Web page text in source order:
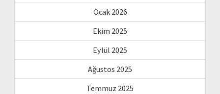
Ocak 2026
Ekim 2025
Eylül 2025
Ağustos 2025
Temmuz 2025